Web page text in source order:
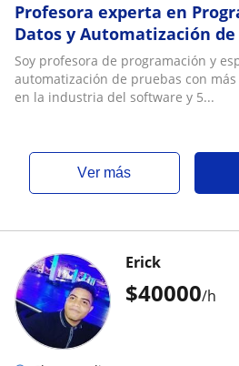
Profesora experta en
Datos y Automatización
cero hasta nivel avanzado
Soy profesora de programación y
automatización de pruebas con
en la industria del software y 5...
ver más
$40000/h
Erick